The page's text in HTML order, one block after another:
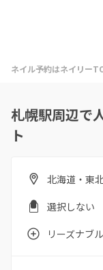
ネイル予約はネイリー
札幌駅周辺で
ト
北海道・東
選択しない
リーズナブル